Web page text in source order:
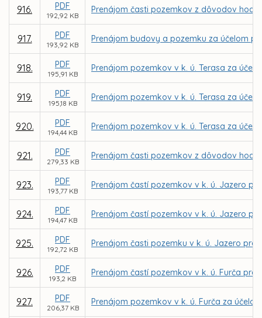
916. PDF
192,92 KB
Prenájom časti pozemkov z dôvodov
917. PDF
193,92 KB
Prenájom budovy a pozemku za účelom
918. PDF
195,91 KB
Prenájom pozemkov v k. ú. Terasa za
919. PDF
195,18 KB
Prenájom pozemkov v k. ú. Terasa za
920. PDF
194,44 KB
Prenájom pozemkov v k. ú. Terasa za
921. PDF
279,33 KB
Prenájom časti pozemkov z dôvodov hod.
923. PDF
193,77 KB
Prenájom častí pozemkov v k. ú. Jazero
924. PDF
194,47 KB
Prenájom častí pozemkov v k. ú. Jazero
925. PDF
192,72 KB
Prenájom časti pozemku v k. ú. Jazero pre
926. PDF
193,2 KB
Prenájom častí pozemkov v k. ú. Furča pre
927. PDF
206,37 KB
Prenájom pozemkov v k. ú. Furča za